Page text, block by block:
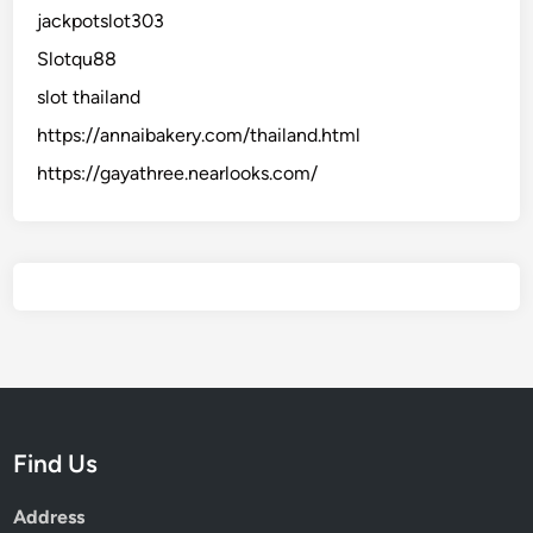
jackpotslot303
Slotqu88
slot thailand
https://annaibakery.com/thailand.html
https://gayathree.nearlooks.com/
Find Us
Address